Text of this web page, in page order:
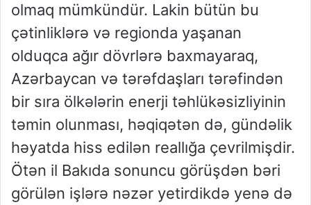
olmaq mümkündür. Lakin bütün bu
çətinliklərə və regionda yaşanan
olduqca ağır dövrlərə baxmayaraq,
Azərbaycan və tərəfdaşları tərəfindən
bir sıra ölkələrin enerji təhlükəsizliyinin
təmin olunması, həqiqətən də, gündəlik
həyatda hiss edilən reallığa çevrilmişdir.
Ötən il Bakıda sonuncu görüşdən bəri
görülən işlərə nəzər yetirdikdə yenə də